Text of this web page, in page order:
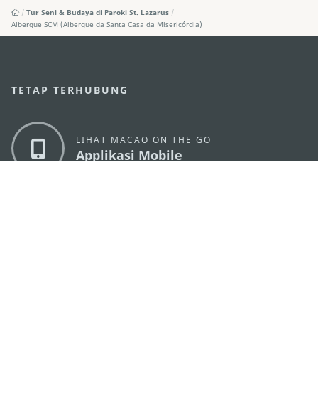
Tur Seni & Budaya di Paroki St. Lazarus
Albergue SCM (Albergue da Santa Casa da Misericórdia)
TETAP TERHUBUNG
LIHAT MACAO ON THE GO
Applikasi Mobile